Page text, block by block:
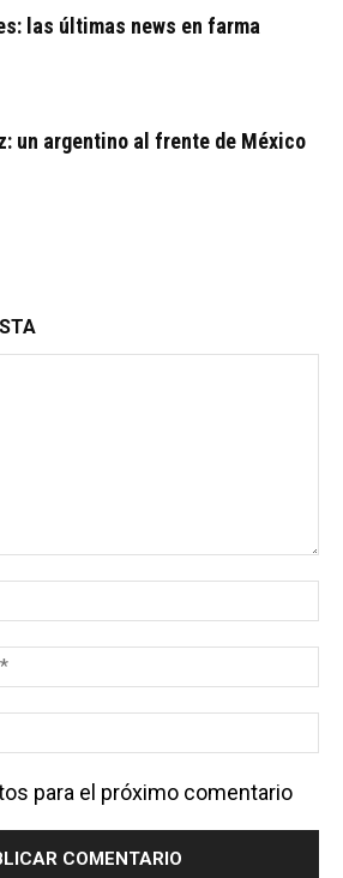
las últimas news en farma
un argentino al frente de México
para el próximo comentario